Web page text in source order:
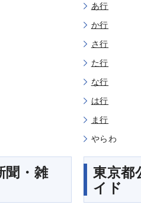
あ行
か行
さ行
た行
な行
は行
ま行
やらわ
聞・雑
東京都
イド